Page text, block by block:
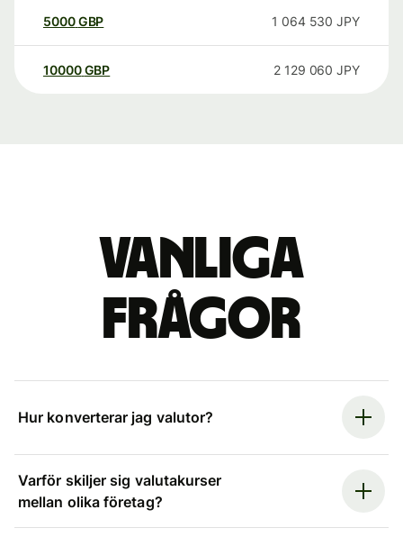
5000GBP 1 064 530 JPY
10000 GBP 2 129 060 JPY
Vanliga
frågor
Hur konverterar jag valutor?
Varför skiljer sig valutakurser
mellan olika företag?